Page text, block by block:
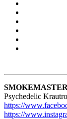
Psychedelic
https://
https://